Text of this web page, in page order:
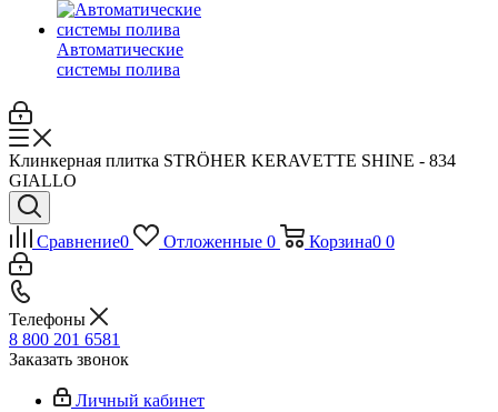
Автоматические
системы полива
Клинкерная плитка STRÖHER KERAVETTE SHINE - 834
GIALLO
Сравнение0 Отложенные 0 Корзина0 0
Телефоны
8 800 201 6581
Заказать звонок
Личный кабинет